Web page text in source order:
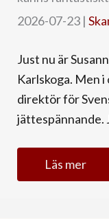
2026-07-23 |
Just nu är
Karlskoga. Men
direktör för
jättespännande.
Läs mer